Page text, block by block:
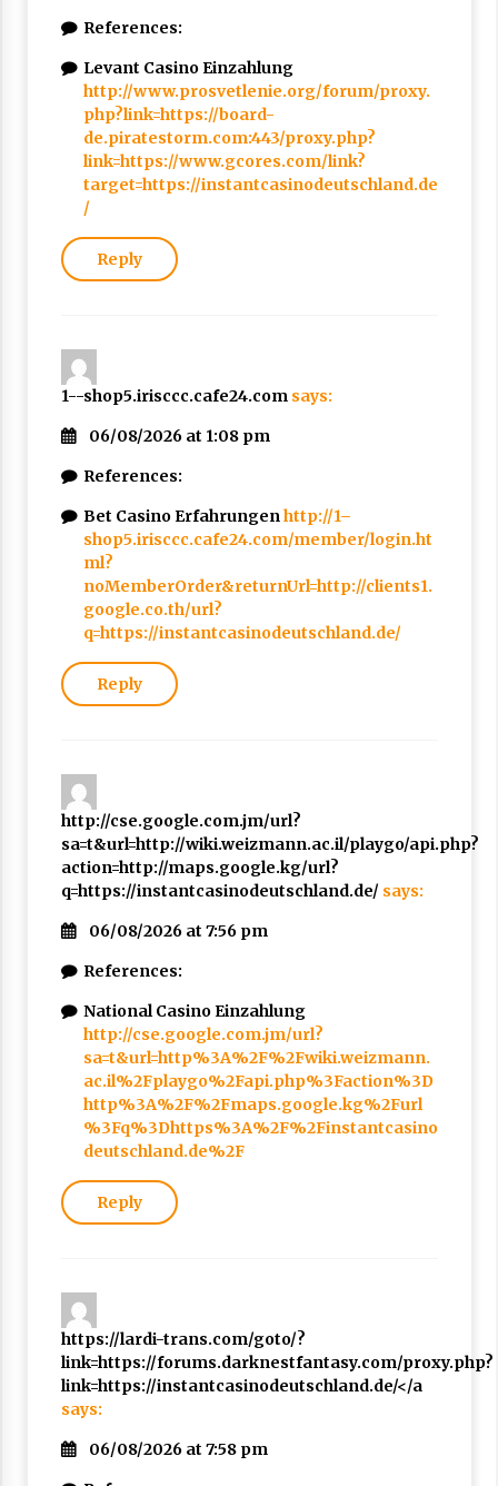
References:
Levant Casino Einzahlung
http://www.prosvetlenie.org/forum/proxy.
php?link=https://board-
de.piratestorm.com:443/proxy.php?
link=https://www.gcores.com/link?
target=https://instantcasinodeutschland.de
/
Reply
1--shop5.irisccc.cafe24.com says:
06/08/2026 at 1:08 pm
References:
Bet Casino Erfahrungenhttp://1–
shop5.irisccc.cafe24.com/member/login.ht
ml?
noMemberOrder&returnUrl=http://clients1.
google.co.th/url?
q=https://instantcasinodeutschland.de/
Reply
http://cse.google.com.jm/url?
sa=t&url=http://wiki.weizmann.ac.il/playgo/api.php?
action=http://maps.google.kg/url?
q=https://instantcasinodeutschland.de/ says:
06/08/2026 at 7:56 pm
References:
National Casino Einzahlung
http://cse.google.com.jm/url?
sa=t&url=http%3A%2F%2Fwiki.weizmann.
ac.il%2Fplaygo%2Fapi.php%3Faction%3D
http%3A%2F%2Fmaps.google.kg%2Furl
%3Fq%3Dhttps%3A%2F%2Finstantcasino
deutschland.de%2F
Reply
https://lardi-trans.com/goto/?
link=https://forums.darknestfantasy.com/proxy.php?
link=https://instantcasinodeutschland.de/</a
says:
06/08/2026 at 7:58 pm